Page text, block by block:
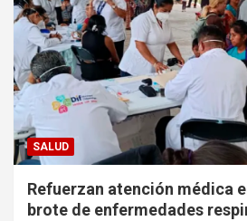
SALUD
Refuerzan atención médica
brote de enfermedades